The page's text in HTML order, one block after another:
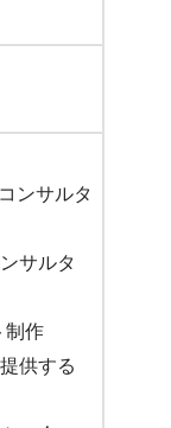
ンサルタ
サルタ
制作
供する